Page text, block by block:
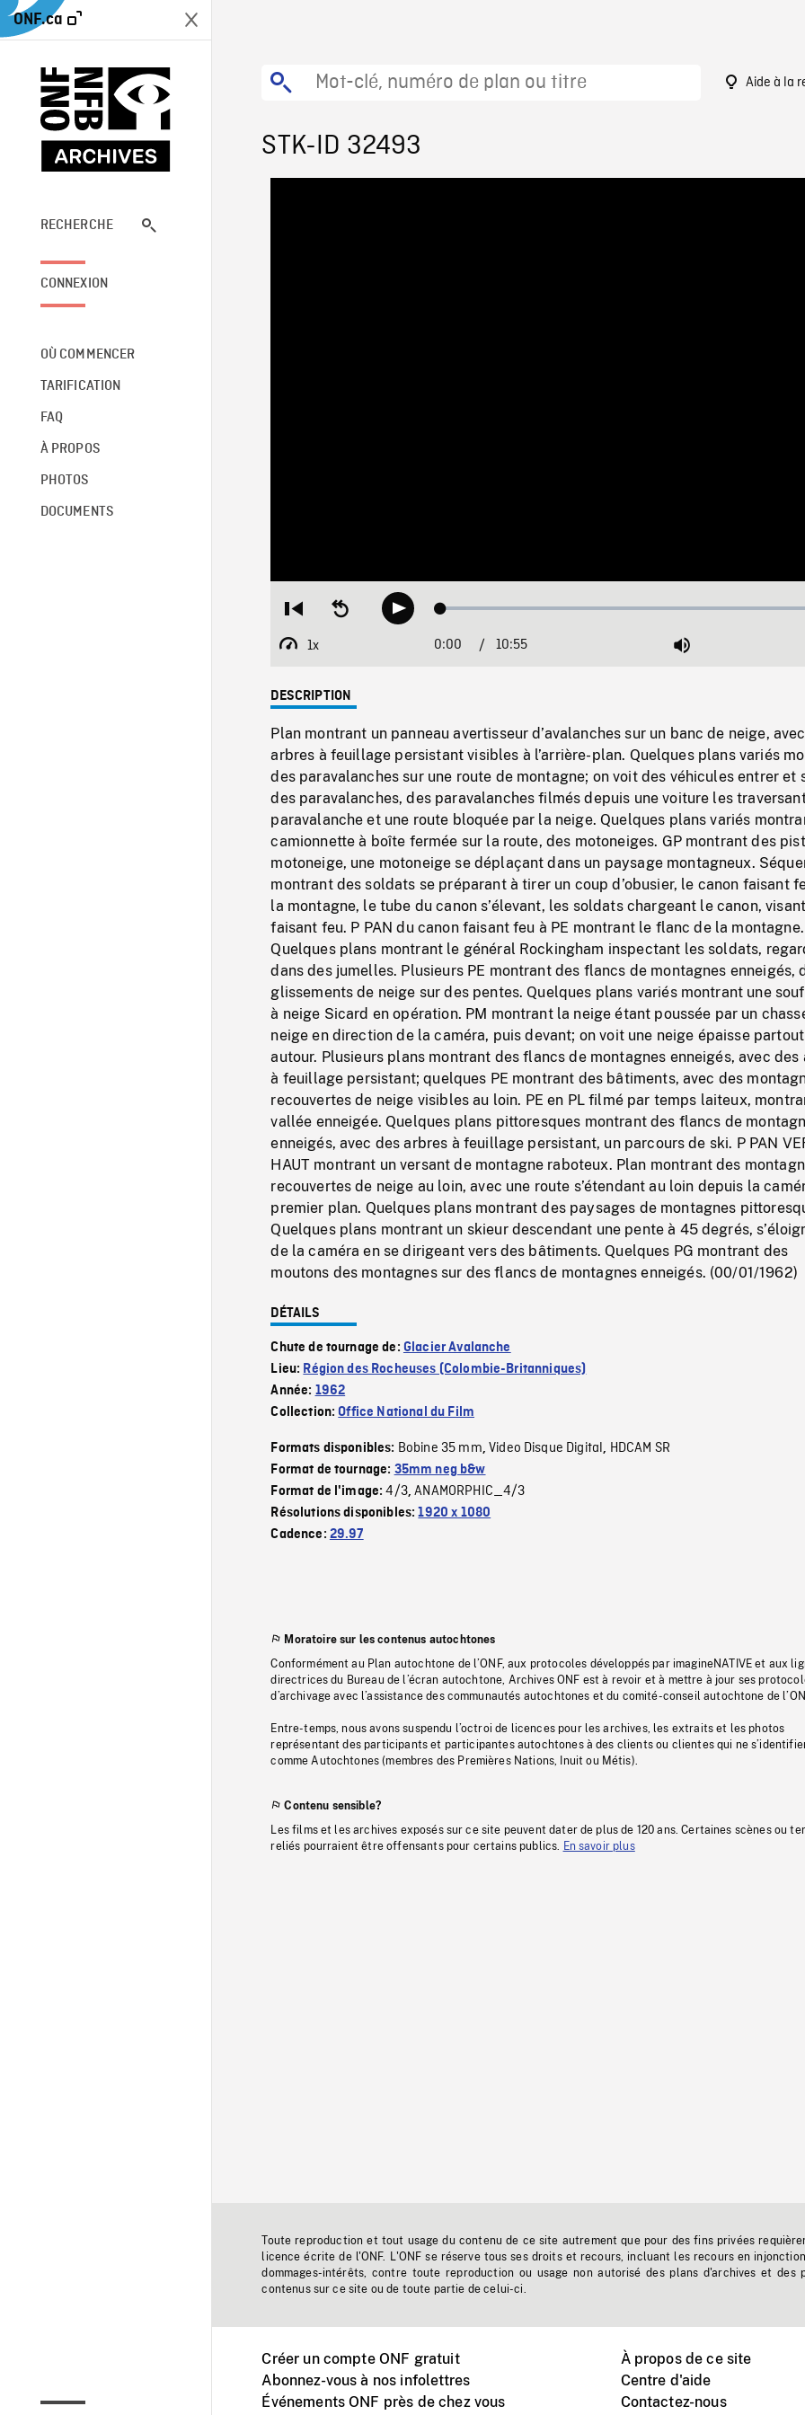
ONF.ca
RECHERCHE
CONNEXION
OÙ COMMENCER
TARIFICATION
FAQ
À PROPOS
PHOTOS
DOCUMENTS
Aide à la
STK-ID 32493
Restart
beginning
Seek
backwardPlay Loaded:
1x
Playback
Current
0:00 / Duration
10:55 Mute
DESCRIPTION
Plan montrant un panneau avertisseur d’avalanches sur un banc de neige,
arbres à feuillage persistant visibles à l’arrière-plan. Quelques plans variés
des paravalanches sur une route de montagne; on voit des véhicules entrer et
des paravalanches, des paravalanches filmés depuis une voiture les
paravalanche et une route bloquée par la neige. Quelques plans variés
camionnette à boîte fermée sur la route, des motoneiges. GP montrant des
motoneige, une motoneige se déplaçant dans un paysage montagneux.
montrant des soldats se préparant à tirer un coup d’obusier, le canon faisant
la montagne, le tube du canon s’élevant, les soldats chargeant le canon,
faisant feu. P PAN du canon faisant feu à PE montrant le flanc de la montagne.
Quelques plans montrant le général Rockingham inspectant les soldats,
dans des jumelles. Plusieurs PE montrant des flancs de montagnes enneigés,
glissements de neige sur des pentes. Quelques plans variés montrant une
à neige Sicard en opération. PM montrant la neige étant poussée par un
neige en direction de la caméra, puis devant; on voit une neige épaisse partout
autour. Plusieurs plans montrant des flancs de montagnes enneigés, avec des
à feuillage persistant; quelques PE montrant des bâtiments, avec des
recouvertes de neige visibles au loin. PE en PL filmé par temps laiteux,
vallée enneigée. Quelques plans pittoresques montrant des flancs de
enneigés, avec des arbres à feuillage persistant, un parcours de ski. P PAN
HAUT montrant un versant de montagne raboteux. Plan montrant des
recouvertes de neige au loin, avec une route s’étendant au loin depuis la
premier plan. Quelques plans montrant des paysages de montagnes
Quelques plans montrant un skieur descendant une pente à 45 degrés,
de la caméra en se dirigeant vers des bâtiments. Quelques PG montrant des
moutons des montagnes sur des flancs de montagnes enneigés. (00/01/1962)
DÉTAILS
Chute de tournage de: Glacier Avalanche
Lieu: Région des Rocheuses (Colombie-Britanniques)
Année: 1962
Collection:Office National du Film
Formats disponibles: Bobine 35 mm,Video Disque Digital, HDCAM SR
Format de tournage: 35mm neg b&w
Format de l'image:4/3,ANAMORPHIC_4/3
Résolutions disponibles:1920 x 1080
Cadence: 29.97
Moratoire sur les contenus autochtones
Conformément au Plan autochtone de l’ONF, aux protocoles développés par imagineNATIVE et aux
directrices du Bureau de l’écran autochtone, Archives ONF est à revoir et à mettre à jour ses
d’archivage avec l’assistance des communautés autochtones et du comité-conseil autochtone de
Entre-temps, nous avons suspendu l’octroi de licences pour les archives, les extraits et les photos
représentant des participants et participantes autochtones à des clients ou clientes qui ne
comme Autochtones (membres des Premières Nations, Inuit ou Métis).
Contenu sensible?
Les films et les archives exposés sur ce site peuvent dater de plus de 120 ans. Certaines scènes ou
reliés pourraient être offensants pour certains publics.
En savoir plus
Toute reproduction et tout usage du contenu de ce site autrement que pour des fins privées
licence écrite de l'ONF. L'ONF se réserve tous ses droits et recours, incluant les recours en
dommages-intérêts, contre toute reproduction ou usage non autorisé des plans d'archives et des
contenus sur ce site ou de toute partie de celui-ci.
Créer un compte ONF gratuit
Abonnez-vous à nos infolettres
Événements ONF près de chez vous
À propos de ce site
Centre d'aide
Contactez-nous